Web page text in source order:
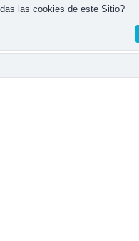
las cookies de este Sitio?